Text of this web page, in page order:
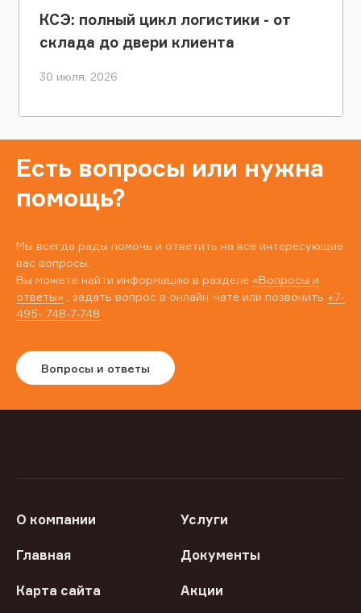
КСЭ: полный цикл логистики - от
склада до двери клиента
30 июля, 2026
Есть вопросы или нужна
помощь?
Мы всегда рады помочь и ответить на все интересующие
вас вопросы.
Вы можете найти информацию в разделе «Вопросы и
ответы» , задать вопрос в онлайн-чате или позвонить +7-
495- 748-7-748
Вопросы и ответы
О компании Услуги
Главная Документы
Карта сайта Акции